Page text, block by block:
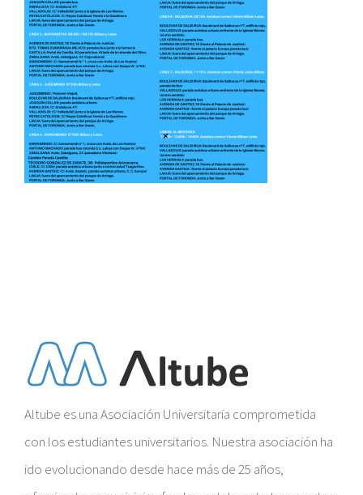
Altube es una Asociación Universitaria comprometida
con los estudiantes universitarios. Nuestra asociación ha
ido evolucionando desde hace más de 25 años,